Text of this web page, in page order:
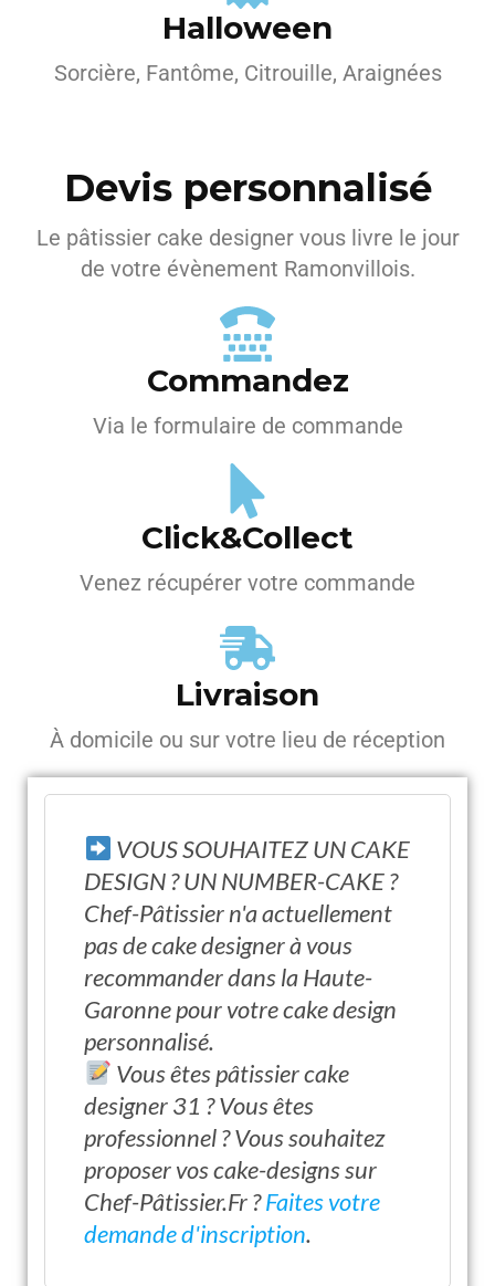
Halloween
Sorcière, Fantôme, Citrouille, Araignées
Devis personnalisé
Le pâtissier cake designer vous livre le jour
de votre évènement Ramonvillois.
Commandez
Via le formulaire de commande
Click&Collect
Venez récupérer votre commande
Livraison
À domicile ou sur votre lieu de réception
VOUS SOUHAITEZ UN CAKE
DESIGN ? UN NUMBER-CAKE ?
Chef-Pâtissier n'a actuellement
pas de cake designer à vous
recommander dans la Haute-
Garonne pour votre cake design
personnalisé.
Vous êtes pâtissier cake
designer 31 ? Vous êtes
professionnel ? Vous souhaitez
proposer vos cake-designs sur
Chef-Pâtissier.Fr ?Faites votre
demande d'inscription.